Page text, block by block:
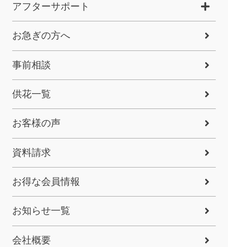
アフターサポート
お急ぎの方へ
事前相談
供花一覧
お客様の声
資料請求
お得な会員情報
お知らせ一覧
会社概要